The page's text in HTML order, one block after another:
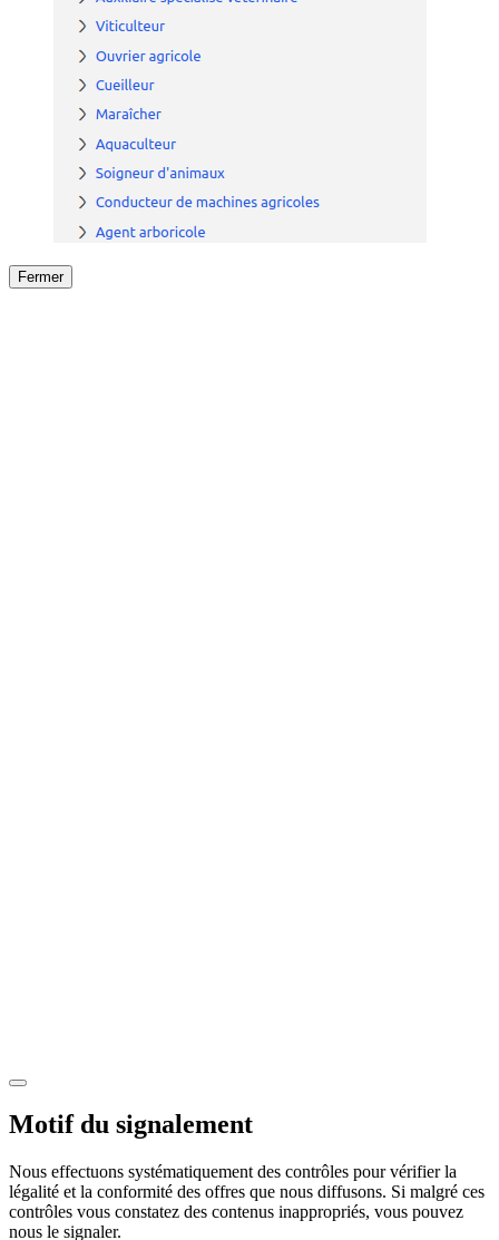
Fermer
Motif du signalement
Nous effectuons systématiquement des contrôles pour vérifier la
légalité et la conformité des offres que nous diffusons. Si malgré ces
contrôles vous constatez des contenus inappropriés, vous pouvez
nous le signaler.